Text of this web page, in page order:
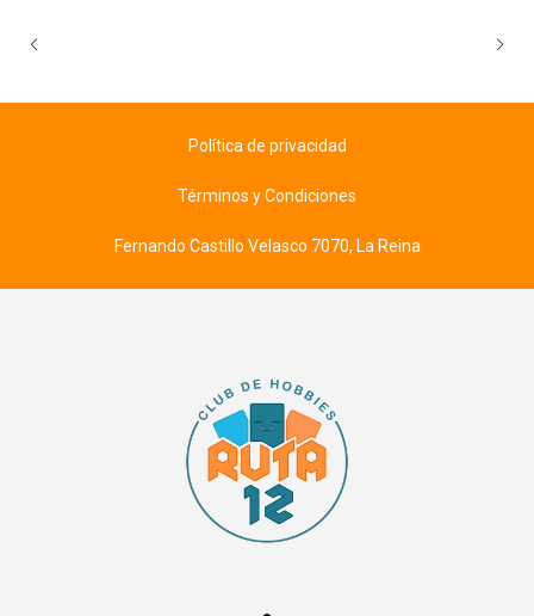
Política de privacidad
Términos y Condiciones
Fernando Castillo Velasco 7070, La Reina